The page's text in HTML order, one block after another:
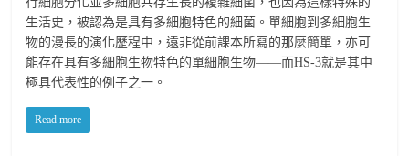
生活史，被認為是具有多細胞特色的細菌。單細胞到多細胞生
物的漫長的演化歷程中，遠非從前課本所寫的那麼簡單，亦可
能存在具有多細胞生物特色的單細胞生物——而HS-3就是其中
極具代表性的例子之一。
Read more